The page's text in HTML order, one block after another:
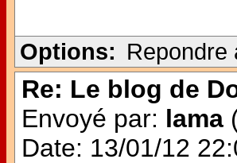
Options: Repondre
Re: Le blog de
Envoyé par: lama
Date: 13/01/12